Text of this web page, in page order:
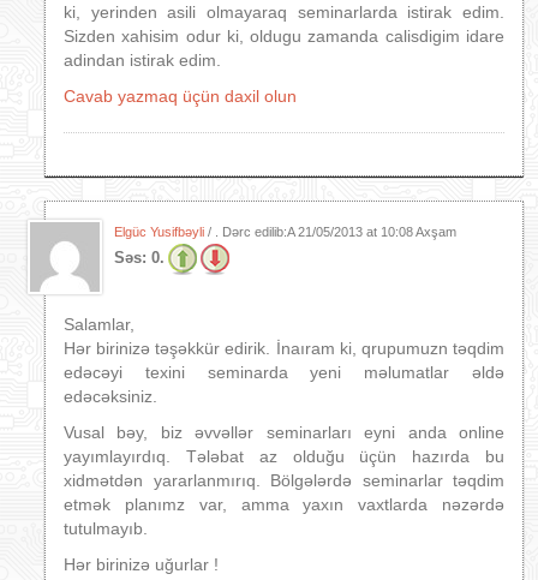
ki, yerinden asili olmayaraq seminarlarda istirak edim.
Sizden xahisim odur ki, oldugu zamanda calisdigim idare
adindan istirak edim.
Cavab yazmaq üçün daxil olun
Elgüc Yusifbəyli / . Dərc edilib:A21/05/2013 at 10:08 Axşam
Səs: 0.
Salamlar,
Hər birinizə təşəkkür edirik. İnaıram ki, qrupumuzn təqdim
edəcəyi texini seminarda yeni məlumatlar əldə
edəcəksiniz.
Vusal bəy, biz əvvəllər seminarları eyni anda online
yayımlayırdıq. Tələbat az olduğu üçün hazırda bu
xidmətdən yararlanmırıq. Bölgələrdə seminarlar təqdim
etmək planımz var, amma yaxın vaxtlarda nəzərdə
tutulmayıb.
Hər birinizə uğurlar !